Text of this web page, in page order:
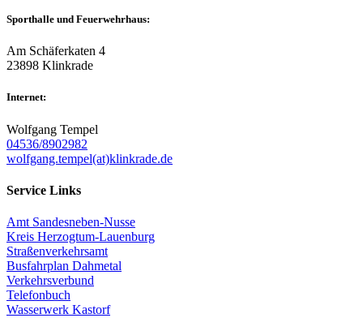
Sporthalle und Feuerwehrhaus:
Am Schäferkaten 4
23898 Klinkrade
Internet:
Wolfgang Tempel
04536/8902982
wolfgang.tempel(at)klinkrade.de
Service Links
Amt Sandesneben-Nusse
Kreis Herzogtum-Lauenburg
Straßenverkehrsamt
Busfahrplan Dahmetal
Verkehrsverbund
Telefonbuch
Wasserwerk Kastorf